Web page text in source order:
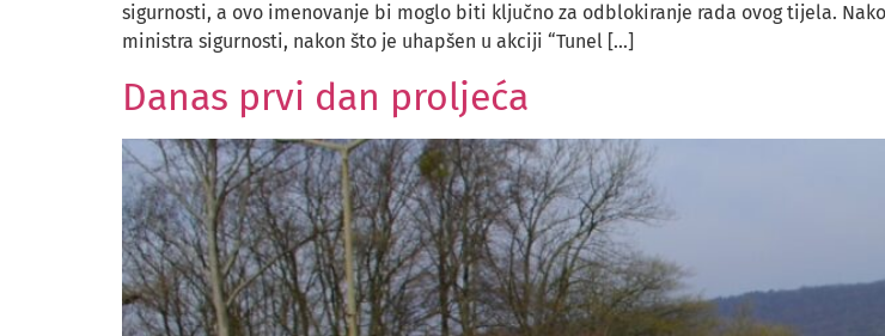
sigurnosti, a ovo imenovanje bi moglo biti ključno za odblokiranje rada ovog tijela.
ministra sigurnosti, nakon što je uhapšen u akciji “Tunel […]
Danas prvi dan proljeća